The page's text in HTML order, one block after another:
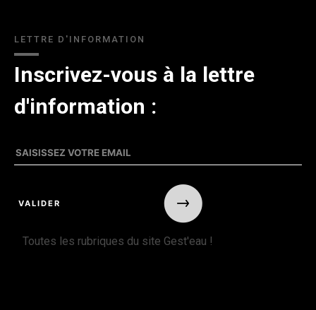
LETTRE D'INFORMATION
Inscrivez-vous à la lettre
d'information :
Toutes les rubriques du site Gest'eau !